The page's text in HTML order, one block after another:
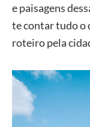
e paisagens
te contar tudo o
roteiro pela